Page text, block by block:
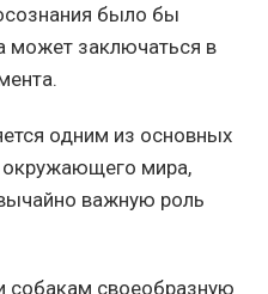
было бы
может заключаться в
одним из основных
окружающего мира,
важную роль
собакам своеобразную